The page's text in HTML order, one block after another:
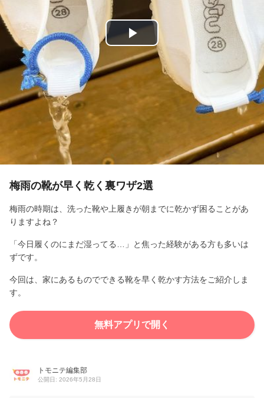
P
l
i
d
梅雨の靴が早く乾く裏ワザ2選
梅雨の時期は、洗った靴や上履きが朝までに乾かず困ることがあ
りますよね？
「今日履くのにまだ湿ってる…」と焦った経験がある方も多いは
ずです。
今回は、家にあるものでできる靴を早く乾かす方法をご紹介しま
す。
無料アプリで開く
トモニテ編集部
公開日: 2026年5月28日